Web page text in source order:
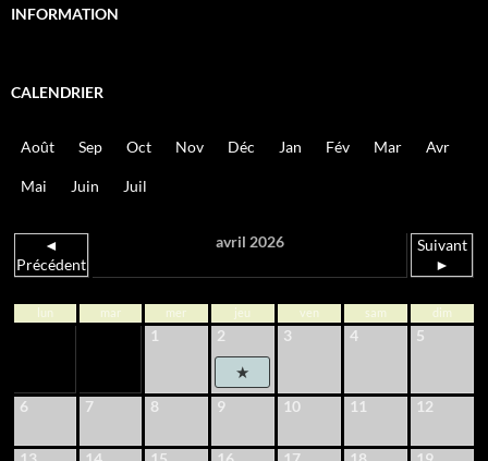
INFORMATION
CALENDRIER
Août Sep Oct Nov Déc Jan Fév Mar Avr
Mai Juin Juil
◄
Précédent
avril 2026
Suivant
►
lun mar mer jeu ven sam dim
1 2 3 4 5
6 7 8 9 10 11 12